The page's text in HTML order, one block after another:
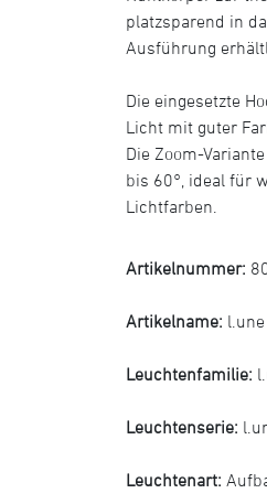
platzsparend in
Ausführung
Die eingesetzte
Licht mit guter
Die Zoom-
bis 60°, ideal für
Lichtfarben.
Artikelnummer:
Artikelname:
Leuchtenfamilie:
Leuchtenserie:
Leuchtenart: